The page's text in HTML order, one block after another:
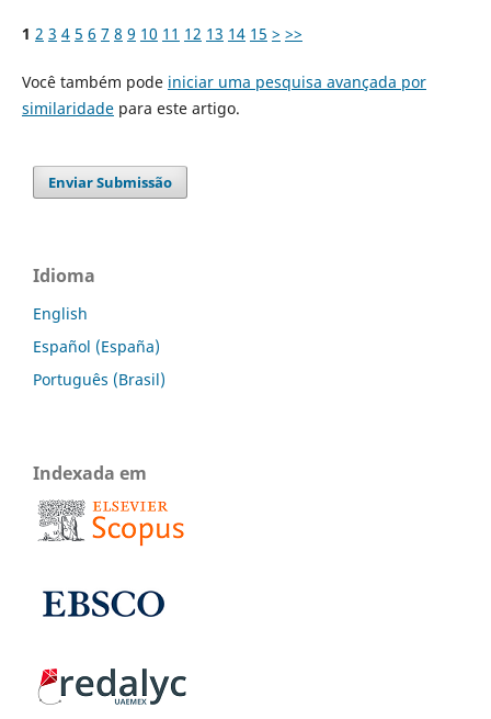
1 2 3 4 5 6 7 8 9 10 11 12 13 14 15 > >>
Você também pode iniciar uma pesquisa avançada por
similaridadepara este artigo.
Enviar Submissão
Idioma
English
Español (España)
Português (Brasil)
Indexada em